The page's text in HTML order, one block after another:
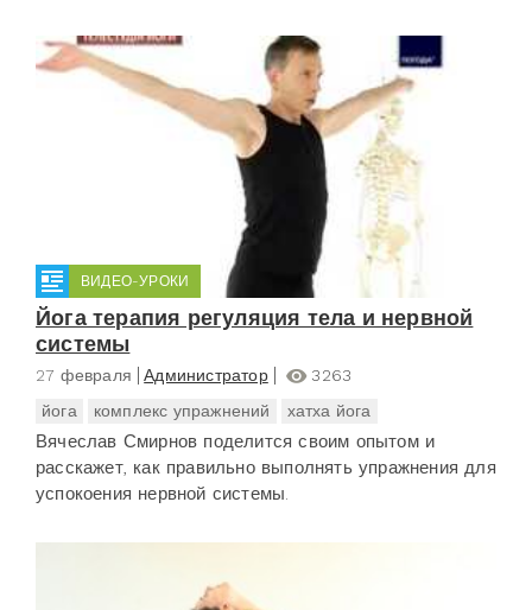
ВИДЕО-УРОКИ
Йога терапия регуляция тела и нервной
системы
27 февраля Администратор
3263
йога
комплекс упражнений хатха йога
Вячеслав Смирнов поделится своим опытом и
расскажет, как правильно выполнять упражнения для
успокоения нервной системы.